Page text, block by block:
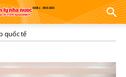
quốc tế